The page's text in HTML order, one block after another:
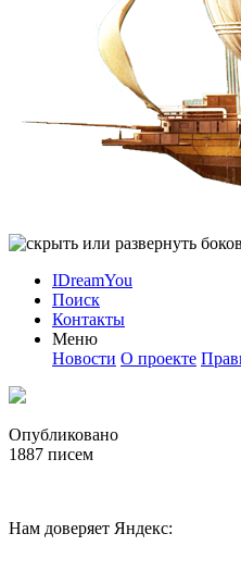
IDreamYou
Поиск
Контакты
Меню
Новости О проекте
Опубликовано
1887 писем
Нам доверяет Яндекс: